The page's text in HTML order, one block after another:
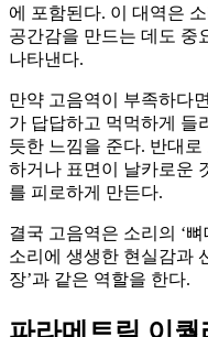
에 포함된다. 이 대역은
공간감을 만드는 데도 중
나타낸다.
만약 고음역이 부족하다
가 답답하고 먹먹하게 들
듯한 느낌을 준다. 반대
하거나 표면이 날카로운
를 피로하게 만든다.
결국 고음역은 소리의 ‘
소리에 생생한 현실감과
장’과 같은 역할을 한다.
파라메트릭 이퀄